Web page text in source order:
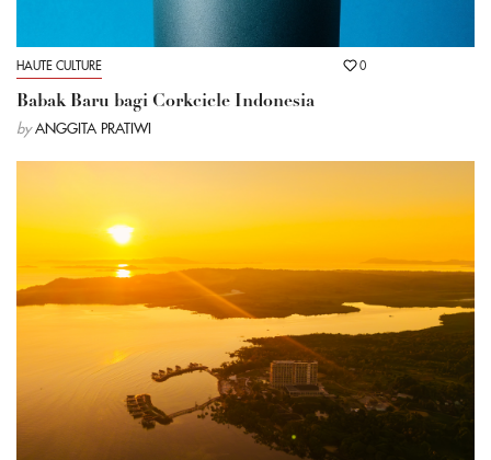
HAUTE CULTURE 0
Babak Baru bagi Corkcicle Indonesia
by ANGGITA PRATIWI